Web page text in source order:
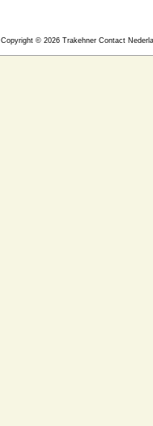
Copyright © 2026 Trakehner Contact